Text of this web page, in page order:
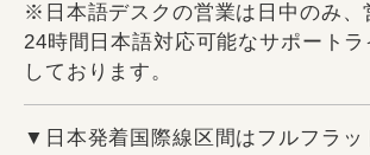
※日本語デスクの営業は日中のみ、
24時間日本語対応可能なサポート
しております。
▼日本発着国際線区間はフルフラッ